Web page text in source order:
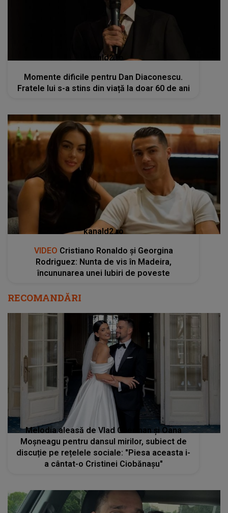
kanald2.ro
Momente dificile pentru Dan Diaconescu.
Fratele lui s-a stins din viață la doar 60 de ani
kanald2.ro
VIDEO Cristiano Ronaldo și Georgina
Rodriguez: Nunta de vis în Madeira,
încununarea unei Iubiri de poveste
RECOMANDĂRI
Melodia aleasă de Vlad Gherman și Oana
Moșneagu pentru dansul mirilor, subiect de
discuție pe rețelele sociale: "Piesa aceasta i-
a cântat-o Cristinei Ciobănașu"